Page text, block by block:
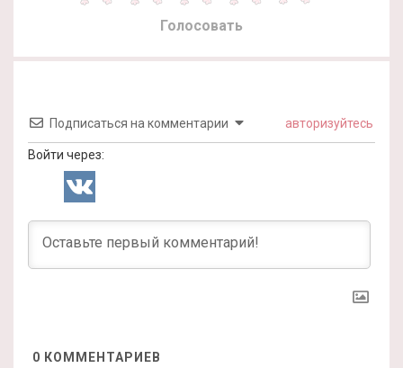
Голосовать
Подписаться на комментарии авторизуйтесь
Войти через:
0 КОММЕНТАРИЕВ